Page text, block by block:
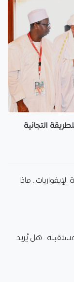
التجانية
ماذا
هل يُريد